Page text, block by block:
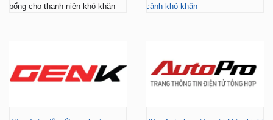
bổng cho thanh niên khó khăn
cảnh khó khăn